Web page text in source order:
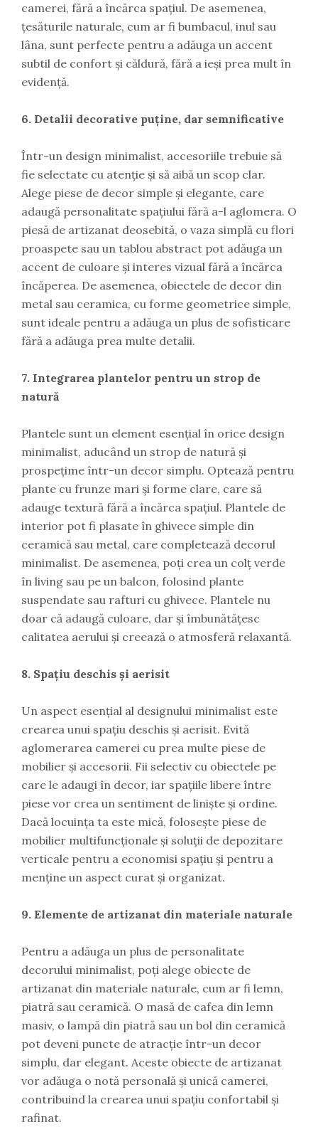
camerei, fără a încărca spațiul. De asemenea,
țesăturile naturale, cum ar fi bumbacul, inul sau
lâna, sunt perfecte pentru a adăuga un accent
subtil de confort și căldură, fără a ieși prea mult în
evidență.
6. Detalii decorative puține, dar semnificative
Într-un design minimalist, accesoriile trebuie să
fie selectate cu atenție și să aibă un scop clar.
Alege piese de decor simple și elegante, care
adaugă personalitate spațiului fără a-l aglomera. O
piesă de artizanat deosebită, o vaza simplă cu flori
proaspete sau un tablou abstract pot adăuga un
accent de culoare și interes vizual fără a încărca
încăperea. De asemenea, obiectele de decor din
metal sau ceramica, cu forme geometrice simple,
sunt ideale pentru a adăuga un plus de sofisticare
fără a adăuga prea multe detalii.
7. Integrarea plantelor pentru un strop de
natură
Plantele sunt un element esențial în orice design
minimalist, aducând un strop de natură și
prospețime într-un decor simplu. Optează pentru
plante cu frunze mari și forme clare, care să
adauge textură fără a încărca spațiul. Plantele de
interior pot fi plasate în ghivece simple din
ceramică sau metal, care completează decorul
minimalist. De asemenea, poți crea un colț verde
în living sau pe un balcon, folosind plante
suspendate sau rafturi cu ghivece. Plantele nu
doar că adaugă culoare, dar și îmbunătățesc
calitatea aerului și creează o atmosferă relaxantă.
8. Spațiu deschis și aerisit
Un aspect esențial al designului minimalist este
crearea unui spațiu deschis și aerisit. Evită
aglomerarea camerei cu prea multe piese de
mobilier și accesorii. Fii selectiv cu obiectele pe
care le adaugi în decor, iar spațiile libere între
piese vor crea un sentiment de liniște și ordine.
Dacă locuința ta este mică, folosește piese de
mobilier multifuncționale și soluții de depozitare
verticale pentru a economisi spațiu și pentru a
menține un aspect curat și organizat.
9. Elemente de artizanat din materiale naturale
Pentru a adăuga un plus de personalitate
decorului minimalist, poți alege obiecte de
artizanat din materiale naturale, cum ar fi lemn,
piatră sau ceramică. O masă de cafea din lemn
masiv, o lampă din piatră sau un bol din ceramică
pot deveni puncte de atracție într-un decor
simplu, dar elegant. Aceste obiecte de artizanat
vor adăuga o notă personală și unică camerei,
contribuind la crearea unui spațiu confortabil și
rafinat.